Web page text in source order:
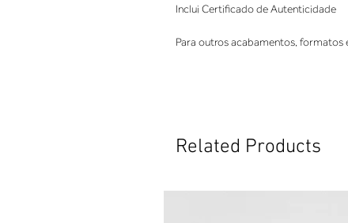
Inclui Certificado de Autenticidade
Para outros acabamentos, formatos
Related Products